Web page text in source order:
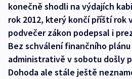
konečně shodli na výdajích
rok 2012, který končí příští rok
podvečer zákon podepsal i
Bez schválení finančního
administrativě v sobotu došly
Dohoda ale stále ještě